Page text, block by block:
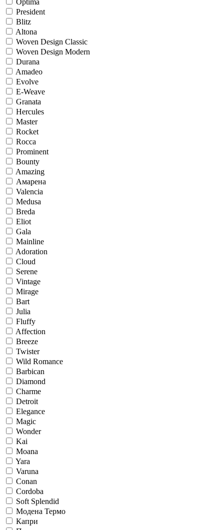
President
Blitz
Altona
Woven Design Classic
Woven Design Modern
Durana
Amadeo
Evolve
E-Weave
Granata
Hercules
Master
Rocket
Rocca
Prominent
Bounty
Amazing
Амарена
Valencia
Medusa
Breda
Eliot
Gala
Mainline
Adoration
Cloud
Serene
Vintage
Mirage
Bart
Julia
Fluffy
Affection
Breeze
Twister
Wild Romance
Barbican
Diamond
Charme
Detroit
Elegance
Magic
Wonder
Kai
Moana
Yara
Varuna
Conan
Cordoba
Soft Splendid
Модена Термо
Капри